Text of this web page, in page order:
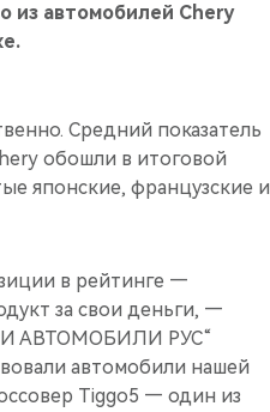
из автомобилей Chery
Средний показатель
обошли в итоговой
японские, французские и
в рейтинге —
за свои деньги, —
АВТОМОБИЛИ РУС“
автомобили нашей
Tiggo5 — один из